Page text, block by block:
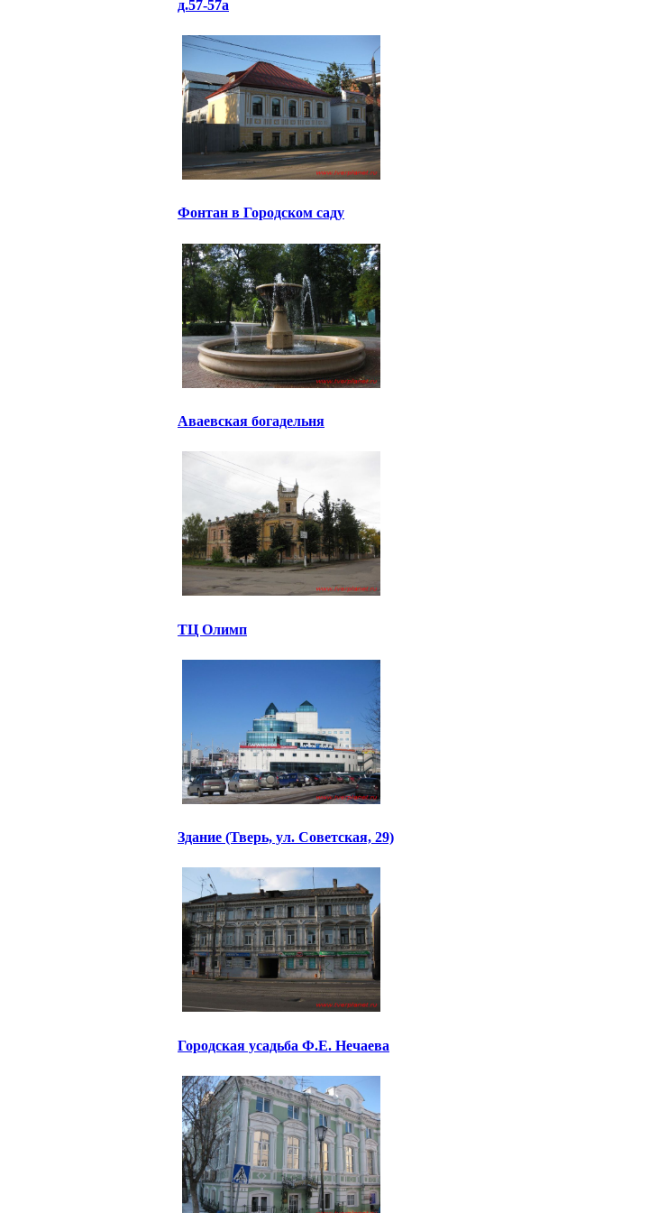
д.57-57а
Фонтан в Городском саду
Аваевская богадельня
ТЦ Олимп
Здание (Тверь, ул. Советская, 29)
Городская усадьба Ф.Е. Нечаева